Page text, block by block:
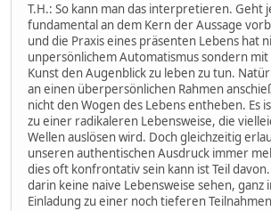
T.H.: So kann man das interpretieren. Geht
fundamental an dem Kern der Aussage
und die Praxis eines präsenten Lebens hat
unpersönlichem Automatismus sondern
Kunst den Augenblick zu leben zu tun.
an einen überpersönlichen Rahmen
nicht den Wogen des Lebens entheben. Es
zu einer radikaleren Lebensweise, die
Wellen auslösen wird. Doch gleichzeitig
unseren authentischen Ausdruck immer
dies oft konfrontativ sein kann ist Teil
darin keine naive Lebensweise sehen, ganz
Einladung zu einer noch tieferen